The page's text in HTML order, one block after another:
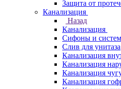
Защита от
Канализация
Назад
Канализация
Сифоны и
Слив для унитаза
Канализация
Канализация
Канализация
Канализация